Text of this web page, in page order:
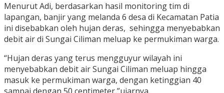
Menurut Adi, berdasarkan hasil monitoring tim di
lapangan, banjir yang melanda 6 desa di Kecamatan Patia
ini disebabkan oleh hujan deras, sehingga menyebabkan
debit air di Sungai Ciliman meluap ke permukiman warga.
“Hujan deras yang terus mengguyur wilayah ini
menyebabkan debit air Sungai Ciliman meluap hingga
masuk ke permukiman warga, dengan ketinggian 40